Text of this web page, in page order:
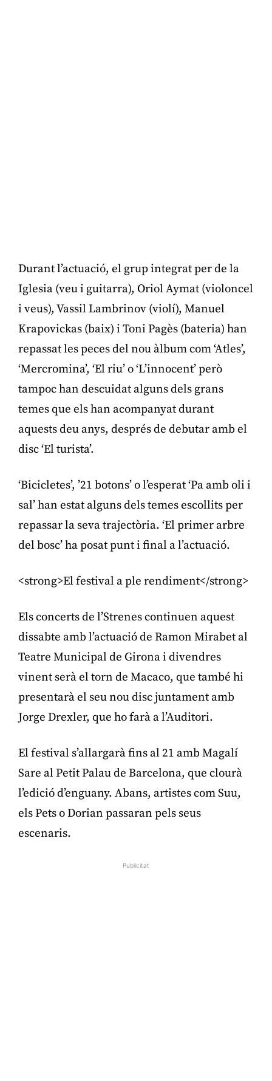
Durant l’actuació, el grup integrat per de la
Iglesia (veu i guitarra), Oriol Aymat (violoncel
i veus), Vassil Lambrinov (violí), Manuel
Krapovickas (baix) i Toni Pagès (bateria) han
repassat les peces del nou àlbum com ‘Atles’,
‘Mercromina’, ‘El riu’ o ‘L’innocent’ però
tampoc han descuidat alguns dels grans
temes que els han acompanyat durant
aquests deu anys, després de debutar amb el
disc ‘El turista’.
‘Bicicletes’, ’21 botons’ o l’esperat ‘Pa amb oli i
sal’ han estat alguns dels temes escollits per
repassar la seva trajectòria. ‘El primer arbre
del bosc’ ha posat punt i final a l’actuació.
<strong>El festival a ple rendiment</strong>
Els concerts de l’Strenes continuen aquest
dissabte amb l’actuació de Ramon Mirabet al
Teatre Municipal de Girona i divendres
vinent serà el torn de Macaco, que també hi
presentarà el seu nou disc juntament amb
Jorge Drexler, que ho farà a l’Auditori.
El festival s’allargarà fins al 21 amb Magalí
Sare al Petit Palau de Barcelona, que clourà
l’edició d’enguany. Abans, artistes com Suu,
els Pets o Dorian passaran pels seus
escenaris.
Publicitat